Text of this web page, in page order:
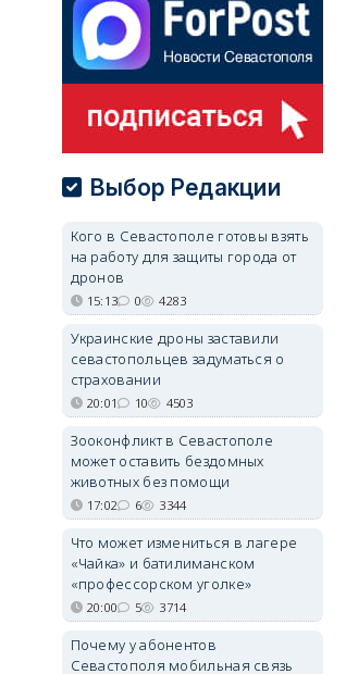
Выбор Редакции
Кого в Севастополе готовы взять
на работу для защиты города от
дронов
15:13 0 4283
Украинские дроны заставили
севастопольцев задуматься о
страховании
20:01 10 4503
Зооконфликт в Севастополе
может оставить бездомных
животных без помощи
17:02 6 3344
Что может измениться в лагере
«Чайка» и батилиманском
«профессорском уголке»
20:00 5 3714
Почему у абонентов
Севастополя мобильная связь